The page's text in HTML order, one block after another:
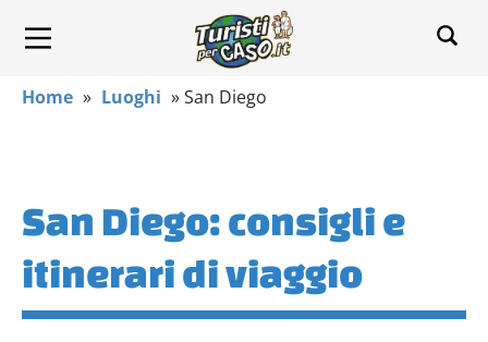
Home » Luoghi »San Diego
San Diego: consigli e
itinerari di viaggio